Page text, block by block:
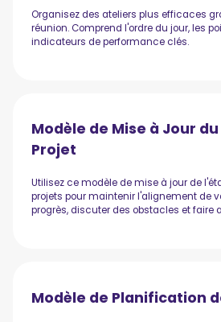
Organisez des ateliers plus efficaces
réunion. Comprend l'ordre du jour, les
indicateurs de performance clés.
Modèle de Mise à Jour
Projet
Utilisez ce modèle de mise à jour de
projets pour maintenir l'alignement de
progrès, discuter des obstacles et faire
Modèle de Planification